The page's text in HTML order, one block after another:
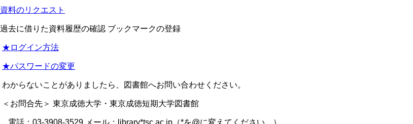
資料のリクエスト
過去に借りた資料履歴の確認 ブックマークの登録
★ログイン方法
★パスワードの変更
わからないことがありましたら、図書館へお問い合わせください。
＜お問合先＞ 東京成徳大学・東京成徳短期大学図書館
電話：03-3908-3529 メール：library*tsc.ac.jp（*を@に変えてください。）